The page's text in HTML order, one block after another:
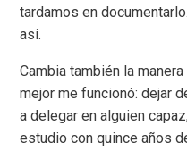
tardamos en
así.
Cambia también la
mejor me funcionó: dejar
a delegar en alguien
estudio con quince años